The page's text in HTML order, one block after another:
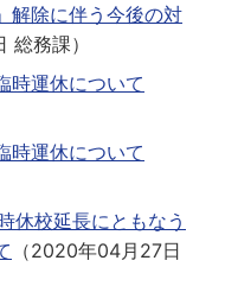
解除に伴う今後の対
総務課）
時運休について
時運休について
休校延長にともなう
（2020年04月27日